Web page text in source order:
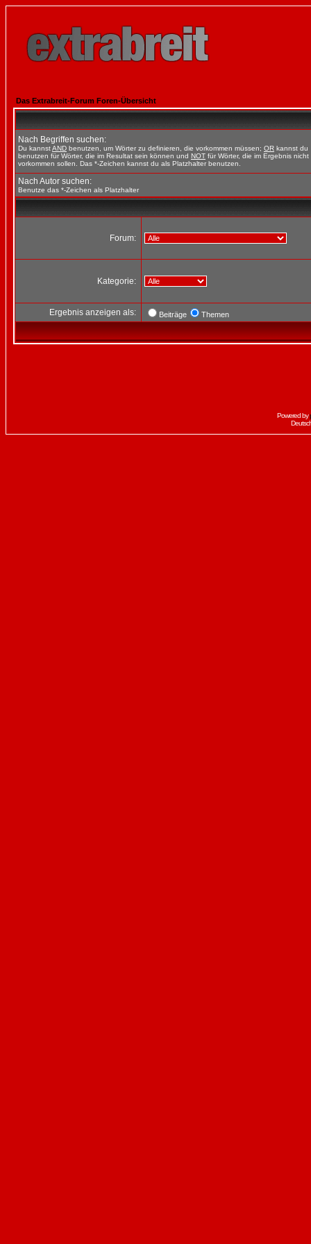
Das Extrabreit-Forum Foren-Übersicht
Nach Begriffen suchen:
Du kannstAND benutzen, um Wörter zu definieren, die vorkommen müssen; OR kannst du
benutzen für Wörter, die im Resultat sein können und NOT für Wörter, die im Ergebnis nicht
vorkommen sollen. Das *-Zeichen kannst du als Platzhalter benutzen.
Nach Autor suchen:
Benutze das *-Zeichen als Platzhalter
Forum:
Kategorie:
Ergebnis anzeigen als: Beiträge Themen
Powered by